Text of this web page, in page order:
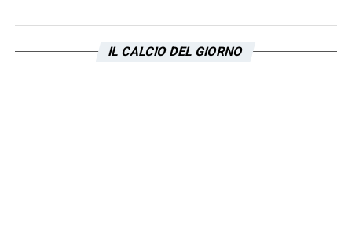
LA PLAYLIST DELLE NOSTRE TOP NEWS
IL CALCIO DEL GIORNO